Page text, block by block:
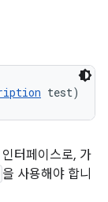
test)
터페이스로, 가
을 사용해야 합니